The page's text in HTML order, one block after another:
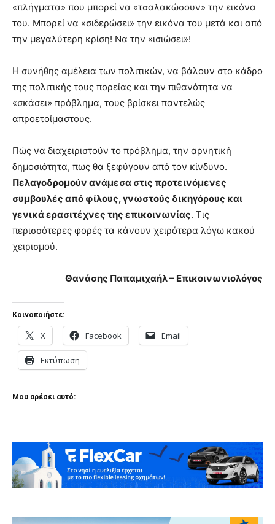
«πλήγματα» που μπορεί να «τσαλακώσουν» την εικόνα
του. Μπορεί να «σιδερώσει» την εικόνα του μετά και από
την μεγαλύτερη κρίση! Να την «ισιώσει»!
Η συνήθης αμέλεια των πολιτικών, να βάλουν στο κάδρο
της πολιτικής τους πορείας και την πιθανότητα να
«σκάσει» πρόβλημα, τους βρίσκει παντελώς
απροετοίμαστους.
Πώς να διαχειριστούν το πρόβλημα, την αρνητική
δημοσιότητα, πως θα ξεφύγουν από τον κίνδυνο.
Πελαγοδρομούν ανάμεσα στις προτεινόμενες
συμβουλές από φίλους, γνωστούς δικηγόρους και
γενικά ερασιτέχνες της επικοινωνίας. Τις
περισσότερες φορές τα κάνουν χειρότερα λόγω κακού
χειρισμού.
Θανάσης Παπαμιχαήλ – Επικοινωνιολόγος
Κοινοποιήστε:
X Facebook Email
Εκτύπωση
Μου αρέσει αυτό: